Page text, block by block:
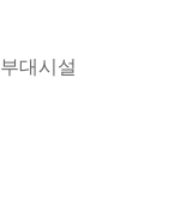
부대시설